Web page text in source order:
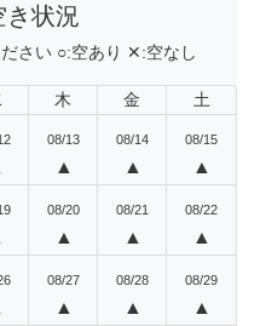
き状況
さい ○:空あり ✕:空なし
木 金 土
08/13
▲
08/14
▲
08/15
▲
08/20
▲
08/21
▲
08/22
▲
08/27
▲
08/28
▲
08/29
▲